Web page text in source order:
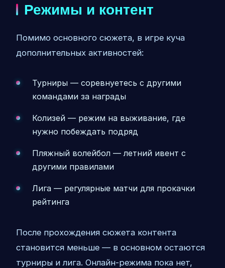
Режимы и контент
Помимо основного сюжета, в игре куча
дополнительных активностей:
Турниры — соревнуетесь с другими
командами за награды
Колизей — режим на выживание, где
нужно побеждать подряд
Пляжный волейбол — летний ивент с
другими правилами
Лига — регулярные матчи для прокачки
рейтинга
После прохождения сюжета контента
становится меньше — в основном остаются
турниры и лига. Онлайн-режима пока нет,